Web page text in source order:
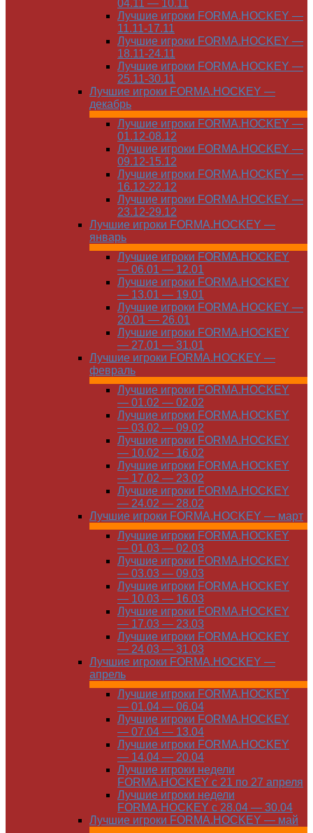
04.11 — 10.11
Лучшие игроки FORMA.HOCKEY —
11.11-17.11
Лучшие игроки FORMA.HOCKEY —
18.11-24.11
Лучшие игроки FORMA.HOCKEY —
25.11-30.11
Лучшие игроки FORMA.HOCKEY —
декабрь
Лучшие игроки FORMA.HOCKEY —
01.12-08.12
Лучшие игроки FORMA.HOCKEY —
09.12-15.12
Лучшие игроки FORMA.HOCKEY —
16.12-22.12
Лучшие игроки FORMA.HOCKEY —
23.12-29.12
Лучшие игроки FORMA.HOCKEY —
январь
Лучшие игроки FORMA.HOCKEY
— 06.01 — 12.01
Лучшие игроки FORMA.HOCKEY
— 13.01 — 19.01
Лучшие игроки FORMA.HOCKEY —
20.01 — 26.01
Лучшие игроки FORMA.HOCKEY
— 27.01 — 31.01
Лучшие игроки FORMA.HOCKEY —
февраль
Лучшие игроки FORMA.HOCKEY
— 01.02 — 02.02
Лучшие игроки FORMA.HOCKEY
— 03.02 — 09.02
Лучшие игроки FORMA.HOCKEY
— 10.02 — 16.02
Лучшие игроки FORMA.HOCKEY
— 17.02 — 23.02
Лучшие игроки FORMA.HOCKEY
— 24.02 — 28.02
Лучшие игроки FORMA.HOCKEY — март
Лучшие игроки FORMA.HOCKEY
— 01.03 — 02.03
Лучшие игроки FORMA.HOCKEY
— 03.03 — 09.03
Лучшие игроки FORMA.HOCKEY
— 10.03 — 16.03
Лучшие игроки FORMA.HOCKEY
— 17.03 — 23.03
Лучшие игроки FORMA.HOCKEY
— 24.03 — 31.03
Лучшие игроки FORMA.HOCKEY —
апрель
Лучшие игроки FORMA.HOCKEY
— 01.04 — 06.04
Лучшие игроки FORMA.HOCKEY
— 07.04 — 13.04
Лучшие игроки FORMA.HOCKEY
— 14.04 — 20.04
Лучшие игроки недели
FORMA.HOCKEY с 21 по 27 апреля
Лучшие игроки недели
FORMA.HOCKEY с 28.04 — 30.04
Лучшие игроки FORMA.HOCKEY — май